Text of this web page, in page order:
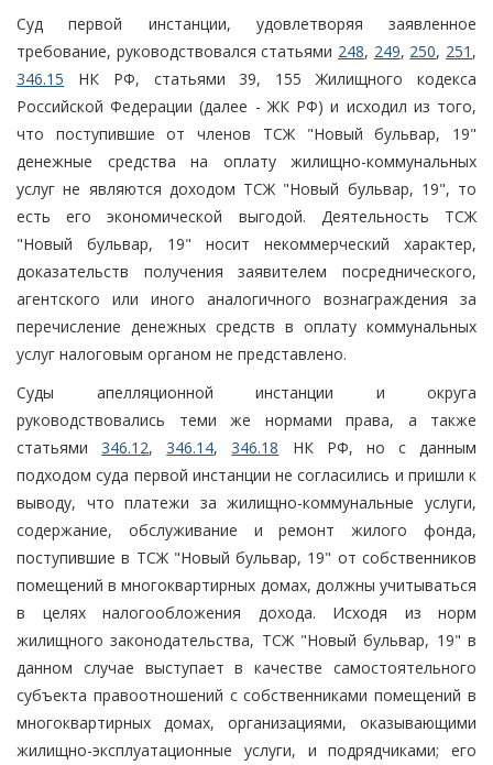
Суд первой инстанции, удовлетворяя заявленное
требование, руководствовался статьями 248, 249, 250, 251 ,
346.15 НК РФ, статьями 39, 155 Жилищного кодекса
Российской Федерации (далее - ЖК РФ) и исходил из того,
что поступившие от членов ТСЖ "Новый бульвар, 19"
денежные средства на оплату жилищно-коммунальных
услуг не являются доходом ТСЖ "Новый бульвар, 19", то
есть его экономической выгодой. Деятельность ТСЖ
"Новый бульвар, 19" носит некоммерческий характер,
доказательств получения заявителем посреднического,
агентского или иного аналогичного вознаграждения за
перечисление денежных средств в оплату коммунальных
услуг налоговым органом не представлено.
Суды апелляционной инстанции и округа
руководствовались теми же нормами права, а также
статьями346.12,346.14,346.18 НК РФ, но с данным
подходом суда первой инстанции не согласились и пришли к
выводу, что платежи за жилищно-коммунальные услуги,
содержание, обслуживание и ремонт жилого фонда,
поступившие в ТСЖ "Новый бульвар, 19" от собственников
помещений в многоквартирных домах, должны учитываться
в целях налогообложения дохода. Исходя из норм
жилищного законодательства, ТСЖ "Новый бульвар, 19" в
данном случае выступает в качестве самостоятельного
субъекта правоотношений с собственниками помещений в
многоквартирных домах, организациями, оказывающими
жилищно-эксплуатационные услуги, и подрядчиками; его